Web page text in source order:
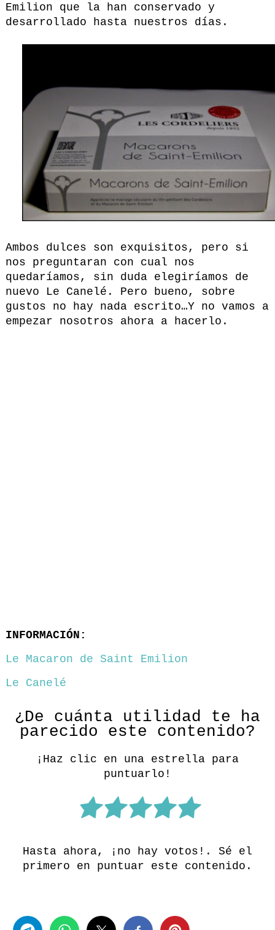
Emilion que la han conservado y
desarrollado hasta nuestros días.
Ambos dulces son exquisitos, pero si
nos preguntaran con cual nos
quedaríamos, sin duda elegiríamos de
nuevo Le Canelé. Pero bueno, sobre
gustos no hay nada escrito…Y no vamos a
empezar nosotros ahora a hacerlo.
INFORMACIÓN:
Le Macaron de Saint Emilion
Le Canelé
¿De cuánta utilidad te ha
parecido este contenido?
¡Haz clic en una estrella para
puntuarlo!
Hasta ahora, ¡no hay votos!. Sé el
primero en puntuar este contenido.